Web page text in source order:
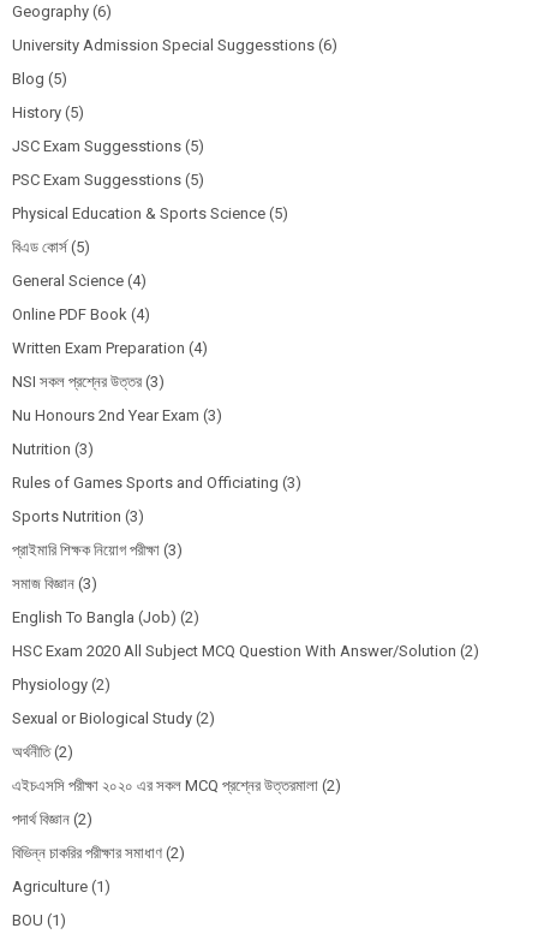
Geography (6)
University Admission Special Suggesstions (6)
Blog (5)
History (5)
JSC Exam Suggesstions (5)
PSC Exam Suggesstions (5)
Physical Education & Sports Science (5)
বিএড কোর্স (5)
General Science (4)
Online PDF Book (4)
Written Exam Preparation (4)
NSI সকল প্রশ্নের উত্তর (3)
Nu Honours 2nd Year Exam (3)
Nutrition (3)
Rules of Games Sports and Officiating (3)
Sports Nutrition (3)
প্রাইমারি শিক্ষক নিয়োগ পরীক্ষা (3)
সমাজ বিজ্ঞান (3)
English To Bangla (Job) (2)
HSC Exam 2020 All Subject MCQ Question With Answer/Solution (2)
Physiology (2)
Sexual or Biological Study (2)
অর্থনীতি (2)
এইচএসসি পরীক্ষা ২০২০ এর সকল MCQ প্রশ্নের উত্তরমালা (2)
পদার্থ বিজ্ঞান (2)
বিভিন্ন চাকরির পরীক্ষার সমাধাণ (2)
Agriculture (1)
BOU (1)